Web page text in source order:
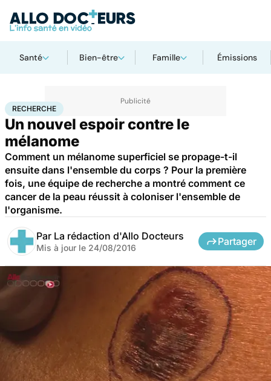
Santé Bien-être Famille Émissions
AccueilSantéMaladies Recherche
RECHERCHE
Un nouvel espoir contre le
mélanome
Comment un mélanome superficiel se propage-t-il
ensuite dans l'ensemble du corps ? Pour la première
fois, une équipe de recherche a montré comment ce
cancer de la peau réussit à coloniser l'ensemble de
l'organisme.
Par La rédaction d'Allo Docteurs
Mis à jour le 24/08/2016
Partager